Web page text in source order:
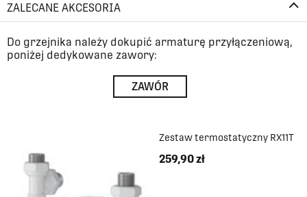
ZALECANE AKCESORIA
Do grzejnika należy dokupić armaturę przyłączeniową,
poniżej dedykowane zawory:
ZAWÓR
Zestaw termostatyczny RX11T
259,90 zł